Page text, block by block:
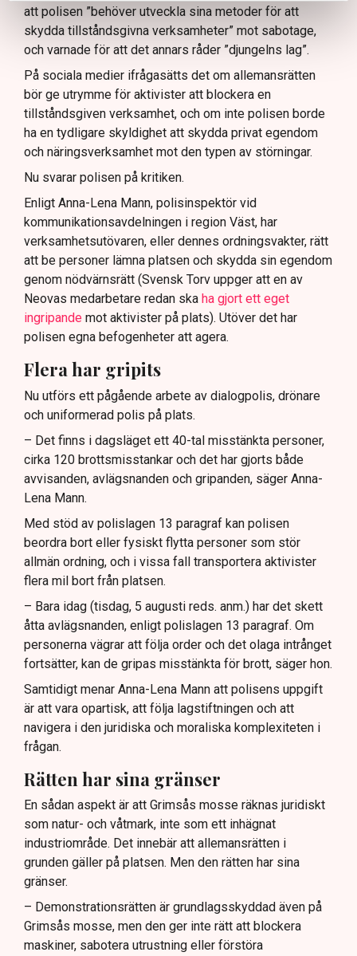
att polisen ”behöver utveckla sina metoder för att
skydda tillståndsgivna verksamheter” mot sabotage,
och varnade för att det annars råder ”djungelns lag”.
På sociala medier ifrågasätts det om allemansrätten
bör ge utrymme för aktivister att blockera en
tillståndsgiven verksamhet, och om inte polisen borde
ha en tydligare skyldighet att skydda privat egendom
och näringsverksamhet mot den typen av störningar.
Nu svarar polisen på kritiken.
Enligt Anna-Lena Mann, polisinspektör vid
kommunikationsavdelningen i region Väst, har
verksamhetsutövaren, eller dennes ordningsvakter, rätt
att be personer lämna platsen och skydda sin egendom
genom nödvärnsrätt (Svensk Torv uppger att en av
Neovas medarbetare redan ska ha gjort ett eget
ingripande mot aktivister på plats). Utöver det har
polisen egna befogenheter att agera.
Flera har gripits
Nu utförs ett pågående arbete av dialogpolis, drönare
och uniformerad polis på plats.
– Det finns i dagsläget ett 40-tal misstänkta personer,
cirka 120 brottsmisstankar och det har gjorts både
avvisanden, avlägsnanden och gripanden, säger Anna-
Lena Mann.
Med stöd av polislagen 13 paragraf kan polisen
beordra bort eller fysiskt flytta personer som stör
allmän ordning, och i vissa fall transportera aktivister
flera mil bort från platsen.
– Bara idag (tisdag, 5 augusti reds. anm.) har det skett
åtta avlägsnanden, enligt polislagen 13 paragraf. Om
personerna vägrar att följa order och det olaga intrånget
fortsätter, kan de gripas misstänkta för brott, säger hon.
Samtidigt menar Anna-Lena Mann att polisens uppgift
är att vara opartisk, att följa lagstiftningen och att
navigera i den juridiska och moraliska komplexiteten i
frågan.
Rätten har sina gränser
En sådan aspekt är att Grimsås mosse räknas juridiskt
som natur- och våtmark, inte som ett inhägnat
industriområde. Det innebär att allemansrätten i
grunden gäller på platsen. Men den rätten har sina
gränser.
– Demonstrationsrätten är grundlagsskyddad även på
Grimsås mosse, men den ger inte rätt att blockera
maskiner, sabotera utrustning eller förstöra